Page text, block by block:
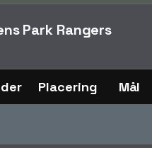
Park Rangers
Placering Mål